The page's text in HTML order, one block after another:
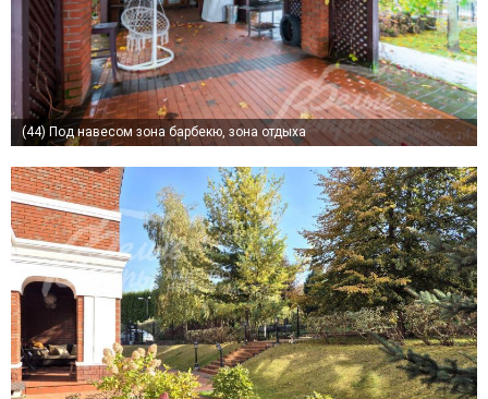
(44) Под навесом зона барбекю, зона отдыха